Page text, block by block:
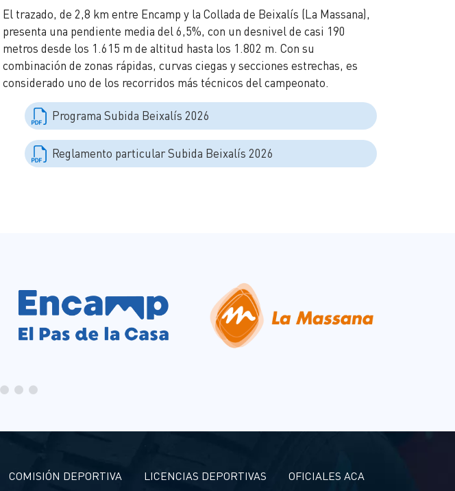
El trazado, de 2,8 km entre Encamp y la Collada de Beixalís (La Massana),
presenta una pendiente media del 6,5%, con un desnivel de casi 190
metros desde los 1.615 m de altitud hasta los 1.802 m. Con su
combinación de zonas rápidas, curvas ciegas y secciones estrechas, es
considerado uno de los recorridos más técnicos del campeonato.
Programa Subida Beixalís 2026
Reglamento particular Subida Beixalís 2026
COMISIÓN DEPORTIVA LICENCIAS DEPORTIVAS OFICIALES ACA